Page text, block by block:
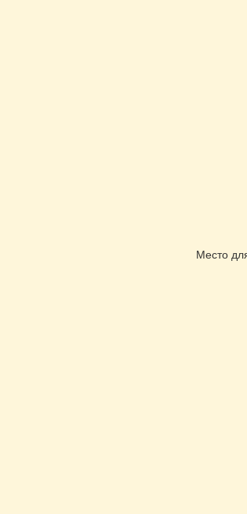
Место